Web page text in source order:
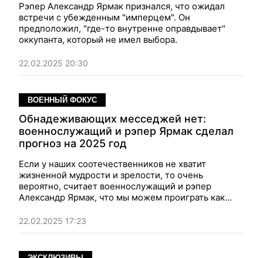
Рэпер Александр Ярмак признался, что ожидал
встречи с убежденным "имперцем". Он
предположил, "где-то внутренне оправдывает"
оккупанта, который не имел выбора.
22.02.2025 20:30
ВОЕННЫЙ ФОКУС
Обнадеживающих месседжей нет:
военнослужащий и рэпер Ярмак сделал
прогноз на 2025 год
Если у наших соотечественников не хватит
жизненной мудрости и зрелости, то очень
вероятно, считает военнослужащий и рэпер
Александр Ярмак, что мы можем проиграть как
22.02.2025 17:23